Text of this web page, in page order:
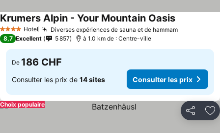
4 Étoiles Hotel Diverses expériences de sauna et de hammam
Krumers Alpin - Your Mountain Oasis
8,7 Excellent 5 857 à 1.0 km de : Centre-ville
De 186 CHF
Consulter les prix de 14 sites Consulter les prix
Partager
Choix populaire